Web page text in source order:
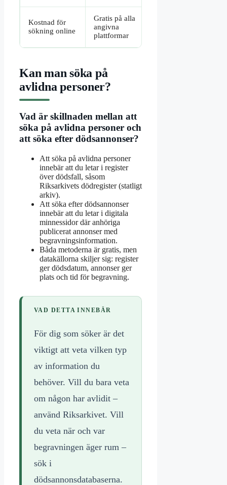
Kostnad för
sökning online
Gratis på alla
angivna
plattformar
Kan man söka på
avlidna personer?
Vad är skillnaden mellan att
söka på avlidna personer och
att söka efter dödsannonser?
Att söka på avlidna personer
innebär att du letar i register
över dödsfall, såsom
Riksarkivets dödregister (statligt
arkiv).
Att söka efter dödsannonser
innebär att du letar i digitala
minnessidor där anhöriga
publicerat annonser med
begravningsinformation.
Båda metoderna är gratis, men
datakällorna skiljer sig: register
ger dödsdatum, annonser ger
plats och tid för begravning.
VAD DETTA INNEBÄR
För dig som söker är det
viktigt att veta vilken typ
av information du
behöver. Vill du bara veta
om någon har avlidit –
använd Riksarkivet. Vill
du veta när och var
begravningen äger rum –
sök i
dödsannonsdatabaserna.